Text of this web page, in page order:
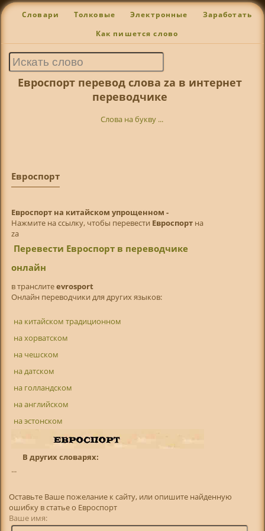
Словари Толковые Электронные Заработать
Как пишется слово
Евроспорт перевод слова za в интернет
переводчике
Слова на букву ...
Евроспорт
Евроспорт на китайском упрощенном -
Нажмите на ссылку, чтобы перевести Евроспортна
za
Перевести Евроспорт в переводчике
онлайн
в транслитeevrosport
Онлайн переводчики для других языков:
на китайском традиционном
на хорватском
на чешском
на датском
на голландском
на английском
на эстонском
В других словарях:
...
Оставьте Ваше пожелание к сайту, или опишите найденную
ошибку в статье о Евроспорт
Ваше имя: